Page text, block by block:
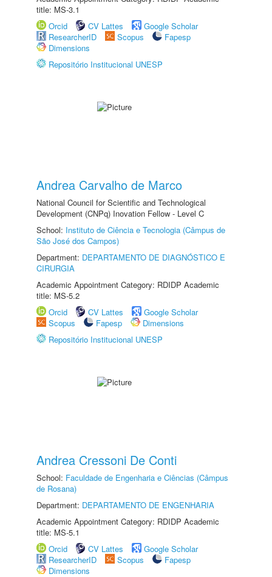
title: MS-3.1
Orcid
CV Lattes
Google Scholar
ResearcherID
Scopus
Fapesp
Dimensions
Repositório Institucional UNESP
Andrea Carvalho de Marco
National Council for Scientific and Technological
Development (CNPq) Inovation Fellow - Level C
School: Instituto de Ciência e Tecnologia (Câmpus de
São José dos Campos)
Department: DEPARTAMENTO DE DIAGNÓSTICO E
CIRURGIA
Academic Appointment Category: RDIDP Academic
title: MS-5.2
Orcid
CV Lattes
Google Scholar
Scopus
Fapesp
Dimensions
Repositório Institucional UNESP
Andrea Cressoni De Conti
School: Faculdade de Engenharia e Ciências (Câmpus
de Rosana)
Department: DEPARTAMENTO DE ENGENHARIA
Academic Appointment Category: RDIDP Academic
title: MS-5.1
Orcid
CV Lattes
Google Scholar
ResearcherID
Scopus
Fapesp
Dimensions